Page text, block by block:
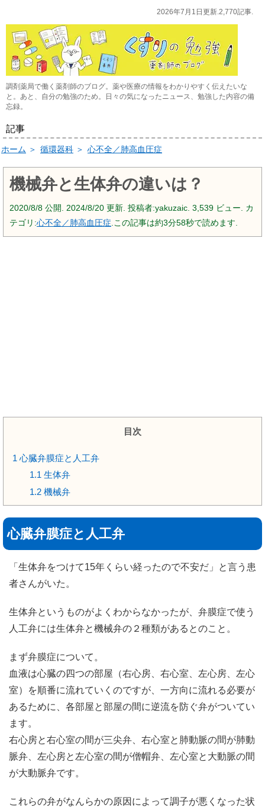
2026年7月1日更新.2,770記事.
調剤薬局で働く薬剤師のブログ。薬や医療の情報をわかりやすく伝えたいな
と。あと、自分の勉強のため。日々の気になったニュース、勉強した内容の備
忘録。
記事
ホーム ＞ 循環器科 ＞ 心不全／肺高血圧症
機械弁と生体弁の違いは？
2020/8/8 公開. 2024/8/20 更新. 投稿者:yakuzaic. 3,539 ビュー. カ
テゴリ:心不全／肺高血圧症 .この記事は約3分58秒で読めます.
目次
1 心臓弁膜症と人工弁
1.1 生体弁
1.2機械弁
心臓弁膜症と人工弁
「生体弁をつけて15年くらい経ったので不安だ」と言う患
者さんがいた。
生体弁というものがよくわからなかったが、弁膜症で使う
人工弁には生体弁と機械弁の２種類があるとのこと。
まず弁膜症について。
血液は心臓の四つの部屋（右心房、右心室、左心房、左心
室）を順番に流れていくのですが、一方向に流れる必要が
あるために、各部屋と部屋の間に逆流を防ぐ弁がついてい
ます。
右心房と右心室の間が三尖弁、右心室と肺動脈の間が肺動
脈弁、左心房と左心室の間が僧帽弁、左心室と大動脈の間
が大動脈弁です。
これらの弁がなんらかの原因によって調子が悪くなった状